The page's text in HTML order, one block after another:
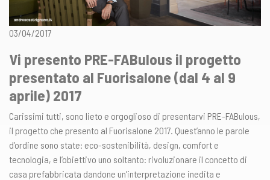
03/04/2017
Vi presento PRE-FABulous il progetto
presentato al Fuorisalone (dal 4 al 9
aprile) 2017
Carissimi tutti, sono lieto e orgoglioso di presentarvi PRE-FABulous,
il progetto che presento al Fuorisalone 2017. Quest’anno le parole
d’ordine sono state: eco-sostenibilità, design, comfort e
tecnologia, e l’obiettivo uno soltanto: rivoluzionare il concetto di
casa prefabbricata dandone un’interpretazione inedita e